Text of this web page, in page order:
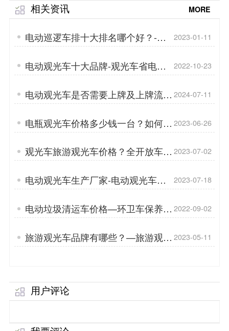
相关资讯 MORE
电动巡逻车排十大排名哪个好？-电
动巡逻车铅酸电池「专菱」
2023-01-11
电动观光车十大品牌-观光车省电技
巧「专菱」
2022-10-23
电动观光车是否需要上牌及上牌流程
「专菱」
2024-07-11
电瓶观光车价格多少钱一台？如何选
购观光车「专菱」
2023-06-26
观光车旅游观光车价格？全开放车身
与其他车身类型相比有何特点
2023-07-02
电动观光车生产厂家-电动观光车售
后优点「专菱」
2023-07-18
电动垃圾清运车价格—环卫车保养
「专菱」
2022-09-02
旅游观光车品牌有哪些？—旅游观光
车的发展现状如何？「专菱」
2023-05-11
用户评论